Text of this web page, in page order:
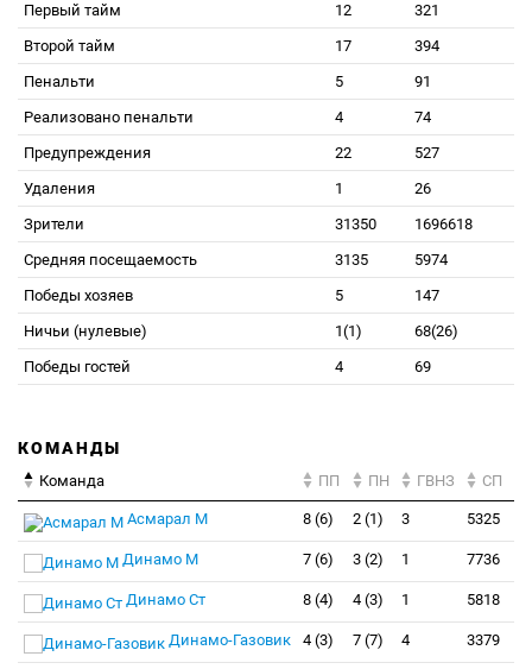
Первый тайм 12
321
Второй тайм
17
394
Пенальти
5
91
Реализовано пенальти
4
74
Предупреждения
22
527
Удаления
1
26
Зрители
31350
1696618
Средняя посещаемость
3135
5974
Победы хозяев
5
147
Ничьи (нулевые)
1(1)
68(26)
Победы гостей
4 69
КОМАНДЫ
Команда ПП ПН ГВНЗ СП
Асмарал М 8 (6) 2 (1) 3 5325
Динамо М 7 (6) 3 (2) 1 7736
Динамо Ст 8 (4) 4 (3) 1 5818
Динамо-Газовик 4 (3) 7 (7) 4 3379